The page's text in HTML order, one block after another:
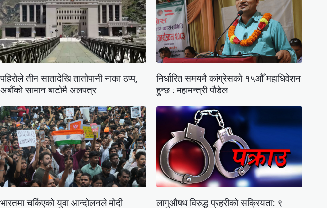
पहिरोले तीन सातादेखि तातोपानी नाका ठप्प,
अर्बौँको सामान बाटोमै अलपत्र
निर्धारित समयमै कांग्रेसको १५औँ महाधिवेशन
हुन्छ : महामन्त्री पौडेल
भारतमा चर्किएको युवा आन्दोलनले मोदी
लागुऔषध विरुद्ध प्रहरीको सक्रियता: ९